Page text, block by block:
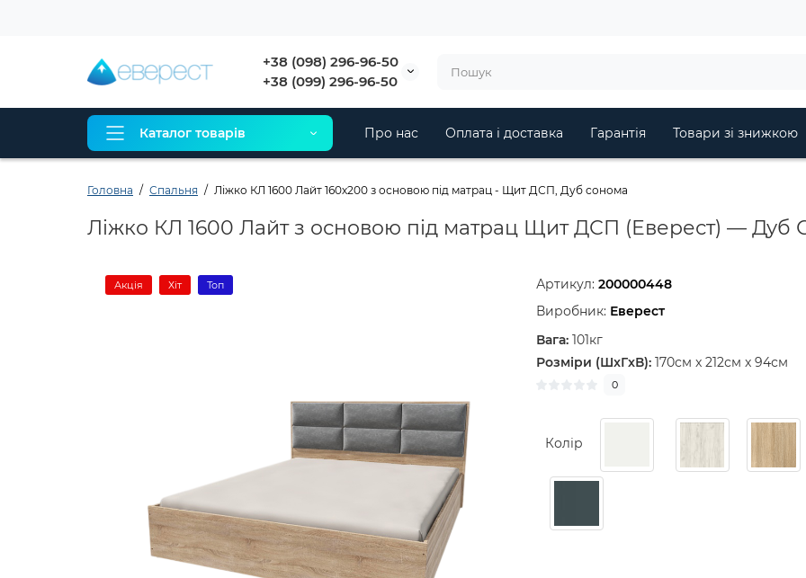
+38 (098) 296-96-50
+38 (099) 296-96-50
Каталог товарів Про нас Оплата і доставка Гарантія Товари зі знижкою
Головна Спальня Ліжко КЛ 1600 Лайт 160х200 з основою під матрац - Щит ДСП, Дуб сонома
Ліжко КЛ 1600 Лайт з основою під матрац Щит ДСП (Еверест) — Дуб
Акція Хіт Топ Артикул:200000448
Виробник: Еверест
Вага: 101кг
Розміри (ШxГxВ): 170см x 212см x 94см
0
Колір